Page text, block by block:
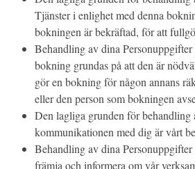
Tjänster i enlighet med denna
bokningen är bekräftad, för att
Behandling av dina
bokning grundas på att den är
gör en bokning för någon annans
eller den person som bokningen
Den lagliga grunden för behandling
kommunikationen med dig är vårt
Behandling av dina
främja och informera om vår